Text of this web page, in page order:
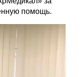
помощь.